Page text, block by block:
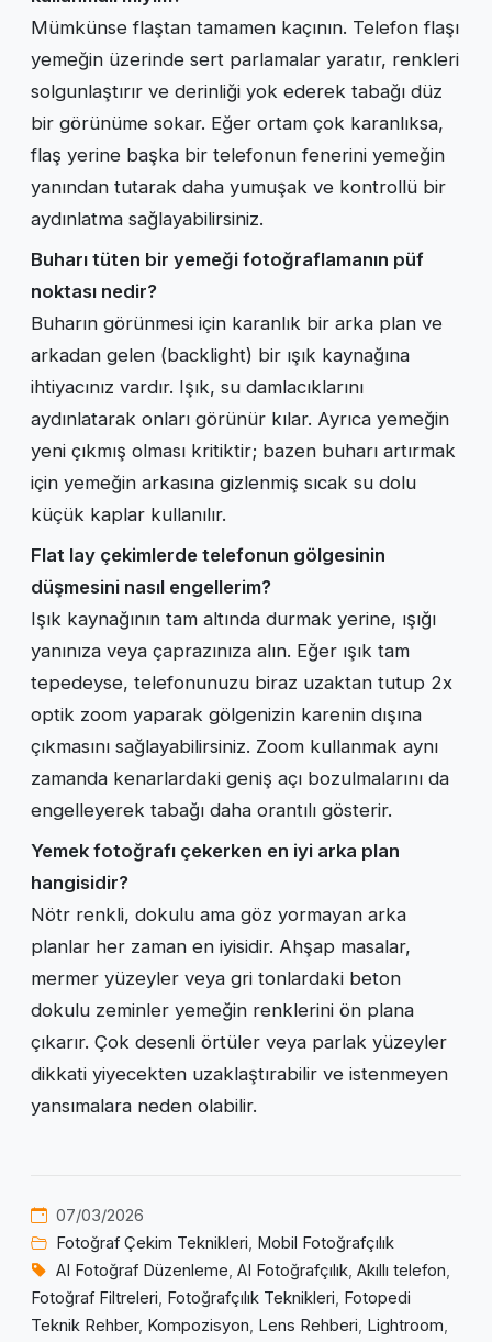
Mümkünse flaştan tamamen kaçının. Telefon flaşı
yemeğin üzerinde sert parlamalar yaratır, renkleri
solgunlaştırır ve derinliği yok ederek tabağı düz
bir görünüme sokar. Eğer ortam çok karanlıksa,
flaş yerine başka bir telefonun fenerini yemeğin
yanından tutarak daha yumuşak ve kontrollü bir
aydınlatma sağlayabilirsiniz.
Buharı tüten bir yemeği fotoğraflamanın püf
noktası nedir?
Buharın görünmesi için karanlık bir arka plan ve
arkadan gelen (backlight) bir ışık kaynağına
ihtiyacınız vardır. Işık, su damlacıklarını
aydınlatarak onları görünür kılar. Ayrıca yemeğin
yeni çıkmış olması kritiktir; bazen buharı artırmak
için yemeğin arkasına gizlenmiş sıcak su dolu
küçük kaplar kullanılır.
Flat lay çekimlerde telefonun gölgesinin
düşmesini nasıl engellerim?
Işık kaynağının tam altında durmak yerine, ışığı
yanınıza veya çaprazınıza alın. Eğer ışık tam
tepedeyse, telefonunuzu biraz uzaktan tutup 2x
optik zoom yaparak gölgenizin karenin dışına
çıkmasını sağlayabilirsiniz. Zoom kullanmak aynı
zamanda kenarlardaki geniş açı bozulmalarını da
engelleyerek tabağı daha orantılı gösterir.
Yemek fotoğrafı çekerken en iyi arka plan
hangisidir?
Nötr renkli, dokulu ama göz yormayan arka
planlar her zaman en iyisidir. Ahşap masalar,
mermer yüzeyler veya gri tonlardaki beton
dokulu zeminler yemeğin renklerini ön plana
çıkarır. Çok desenli örtüler veya parlak yüzeyler
dikkati yiyecekten uzaklaştırabilir ve istenmeyen
yansımalara neden olabilir.
07/03/2026
Fotoğraf Çekim Teknikleri, Mobil Fotoğrafçılık
AI Fotoğraf Düzenleme, AI Fotoğrafçılık, Akıllı telefon,
Fotoğraf Filtreleri, Fotoğrafçılık Teknikleri, Fotopedi
Teknik Rehber, Kompozisyon, Lens Rehberi, Lightroom,